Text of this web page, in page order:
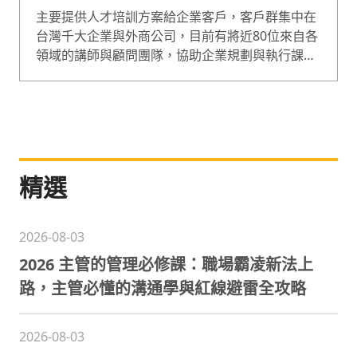
主要提供人才培訓方案給企業客戶，客戶群集中在
台灣千大企業與外商公司，目前有將近80位來自各
領域的講師與顧問團隊，協助企業規劃與執行課
精選
2026-08-03
2026 主管的管理必修課：職場霸凌新法上
路，主管必懂的溝通學與紅線避雷全攻略
2026-08-03